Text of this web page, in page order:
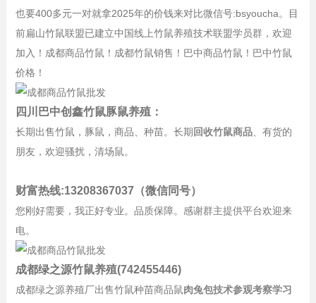
也要400多元一对就拿2025年的价钱来对比微信号:bsyoucha。目
前扁山竹鼠联盟已建立中国线上竹鼠养殖技术联盟学员群，欢迎
加入！成都商品竹鼠！成都竹鼠销售！巴中商品竹鼠！巴中竹鼠
价格！
四川巴中创鑫竹鼠豚鼠养殖：
长期出售竹鼠，豚鼠，商品、种苗。长期 回收竹鼠商品、有货的
朋友，欢迎骚扰，清场鼠。
财富热线:13208367037（微信同号）
您刚好需要，我正好专业。品质保障。感谢群主提供平台欢迎来
电。
成都绿之源竹鼠养殖(742455446)
成都绿之源养殖厂出售竹鼠种苗商品鼠肉兔包技术参观考察学习